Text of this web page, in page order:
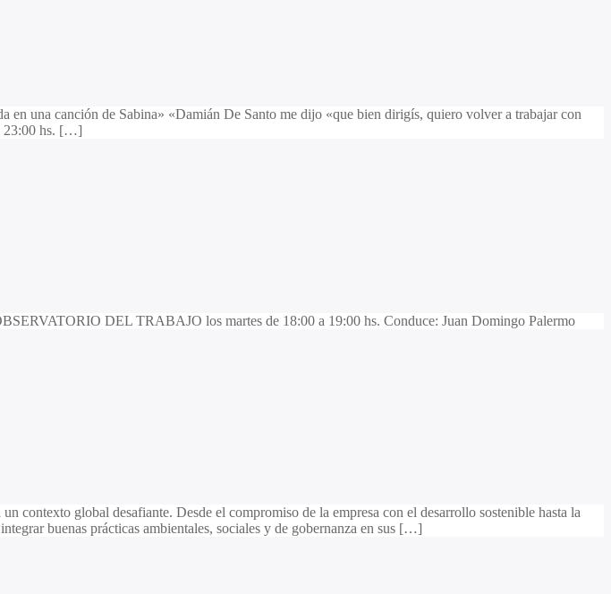
una canción de Sabina» «Damián De Santo me dijo «que bien dirigís, quiero volver a trabajar con
23:00 hs. […]
DEL TRABAJO los martes de 18:00 a 19:00 hs. Conduce: Juan Domingo Palermo
contexto global desafiante. Desde el compromiso de la empresa con el desarrollo sostenible hasta la
buenas prácticas ambientales, sociales y de gobernanza en sus […]